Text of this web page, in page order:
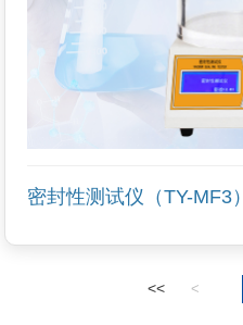
密封性测试仪（TY-MF3）
<< <